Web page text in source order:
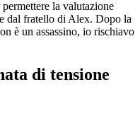
la valutazione
dal fratello di Alex. Dopo la
è un assassino, io rischiavo
di tensione